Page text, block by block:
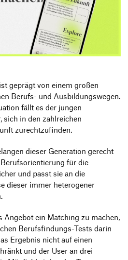
geprägt von einem großen
Berufs- und Ausbildungswegen.
fällt es der jungen
sich in den zahlreichen
zurechtzufinden.
dieser Generation gerecht
für die
und passt sie an die
dieser immer heterogener
Angebot ein Matching zu machen,
Berufsfindungs-Tests darin
Ergebnis nicht auf einen
und der User an drei